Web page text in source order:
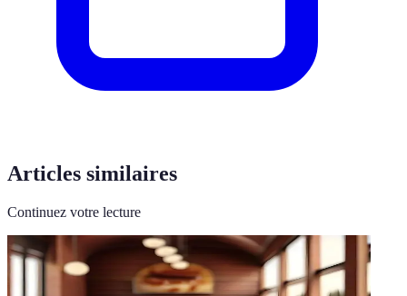
Articles similaires
Continuez votre lecture